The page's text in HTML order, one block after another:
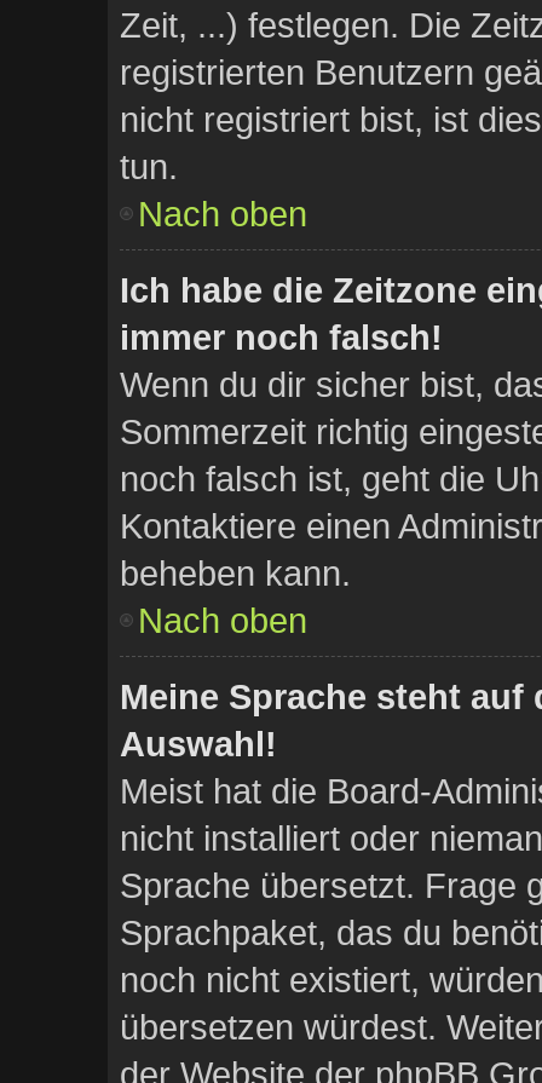
Zeit, ...) festlegen. Die
registrierten Benutzern
nicht registriert bist, ist
tun.
Nach oben
Ich habe die Zeitzone
immer noch falsch!
Wenn du dir sicher bist,
Sommerzeit richtig
noch falsch ist, geht die
Kontaktiere einen
beheben kann.
Nach oben
Meine Sprache steht
Auswahl!
Meist hat die Board-
nicht installiert oder
Sprache übersetzt. Frage
Sprachpaket, das du
noch nicht existiert,
übersetzen würdest.
der Website der phpBB